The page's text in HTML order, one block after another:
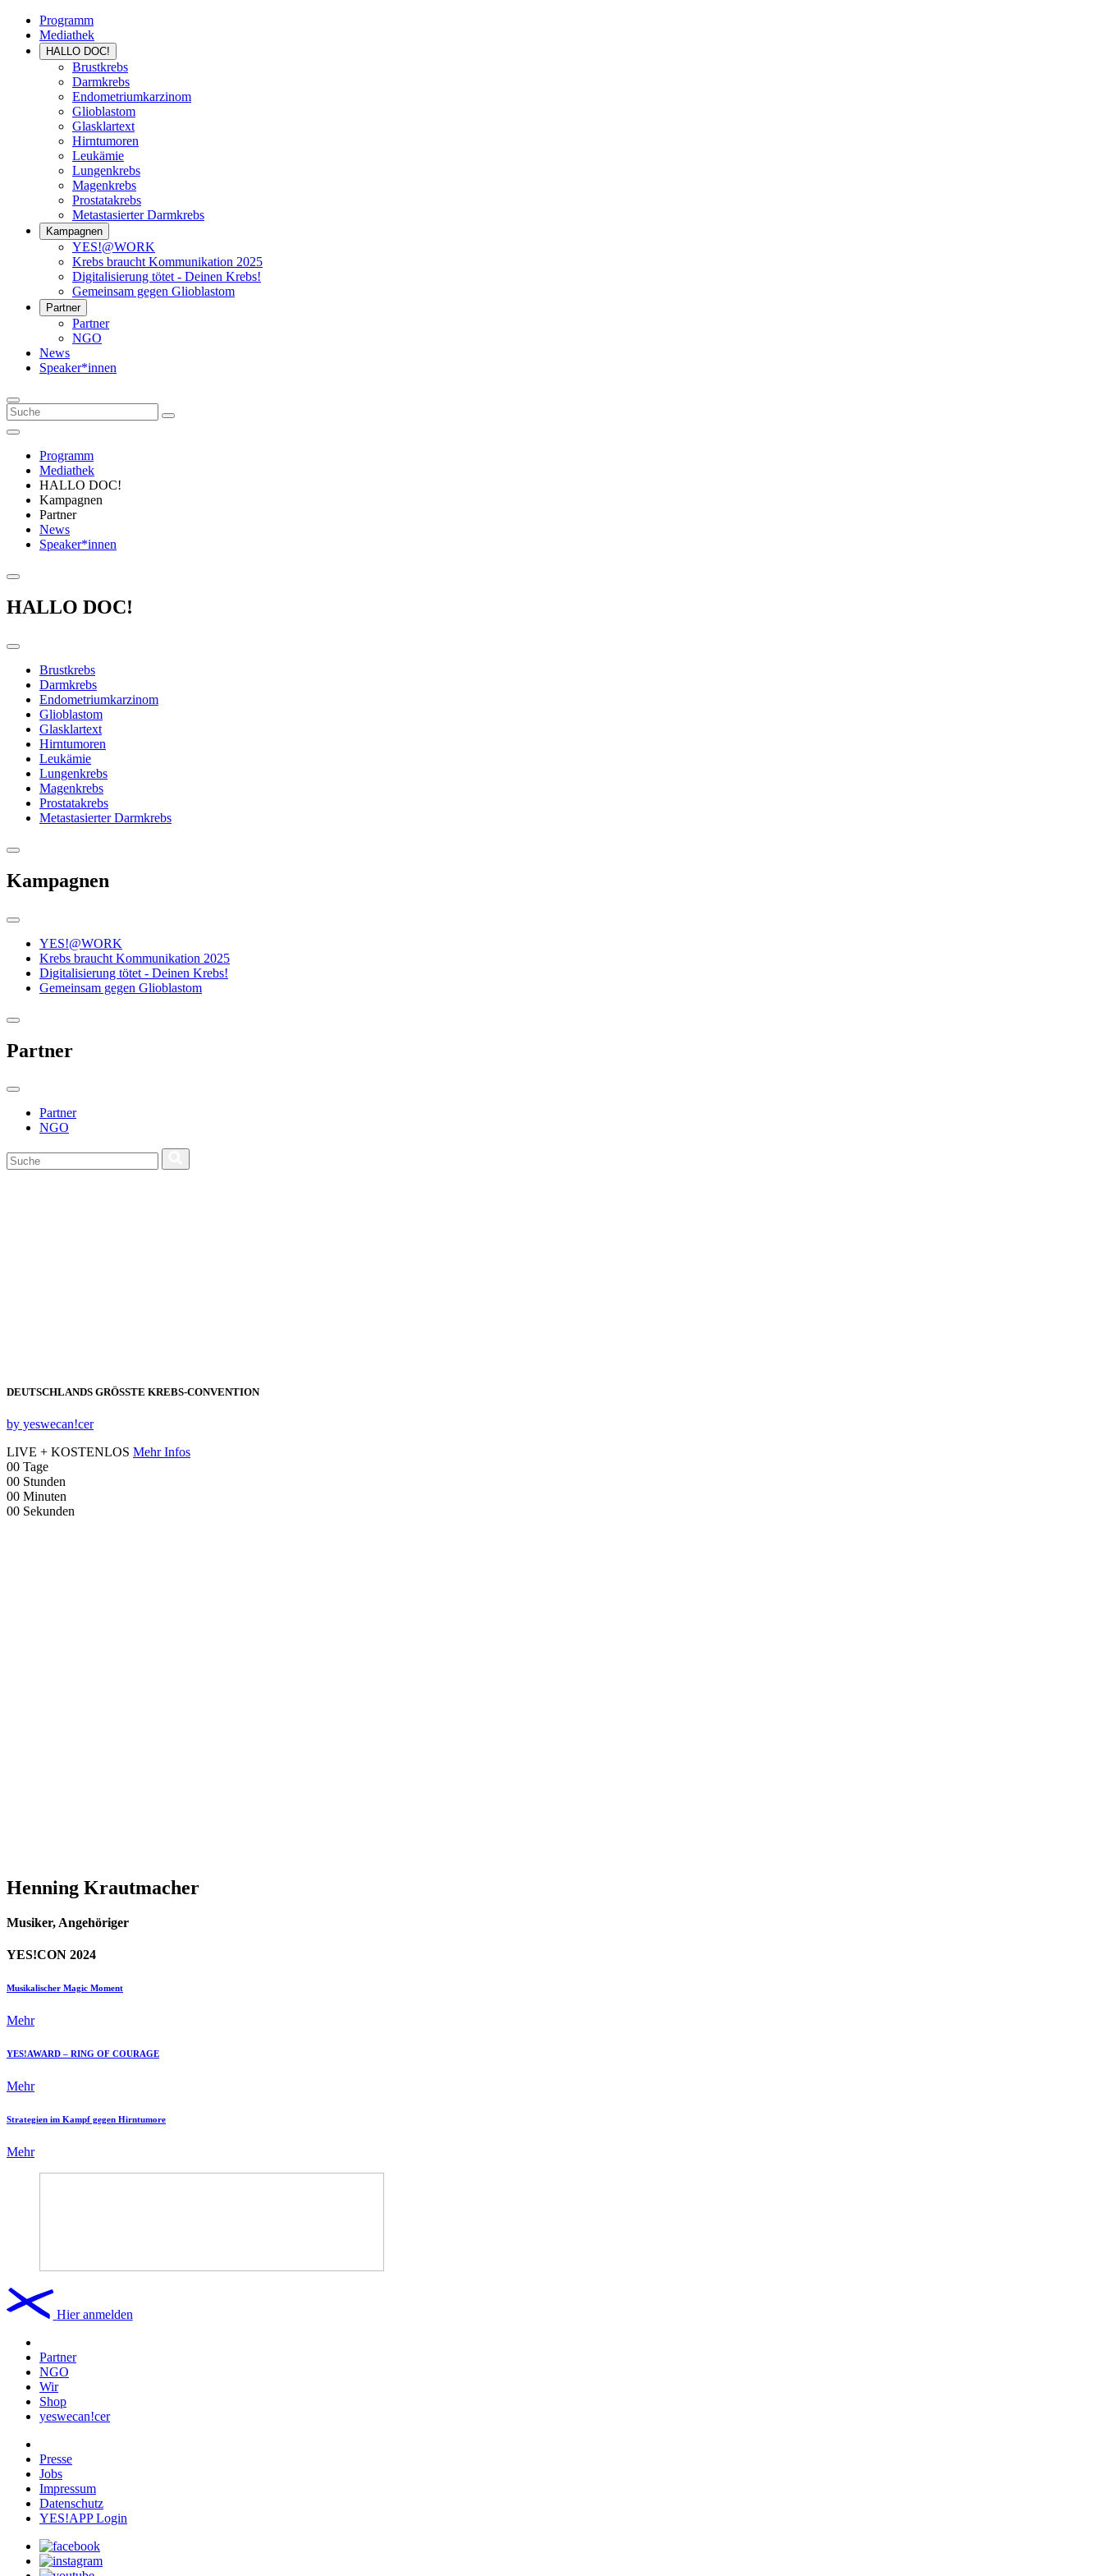
Programm
Mediathek
HALLO DOC!
Brustkrebs
Darmkrebs
Endometriumkarzinom
Glioblastom
Glasklartext
Hirntumoren
Leukämie
Lungenkrebs
Magenkrebs
Prostatakrebs
Metastasierter Darmkrebs
Kampagnen
YES!@WORK
Krebs braucht Kommunikation 2025
Digitalisierung tötet - Deinen Krebs!
Gemeinsam gegen Glioblastom
Partner
Partner
NGO
News
Speaker*innen
Programm
Mediathek
HALLO DOC!
Kampagnen
Partner
News
Speaker*innen
HALLO DOC!
Brustkrebs
Darmkrebs
Endometriumkarzinom
Glioblastom
Glasklartext
Hirntumoren
Leukämie
Lungenkrebs
Magenkrebs
Prostatakrebs
Metastasierter Darmkrebs
Kampagnen
YES!@WORK
Krebs braucht Kommunikation 2025
Digitalisierung tötet - Deinen Krebs!
Gemeinsam gegen Glioblastom
Partner
Partner
NGO
DEUTSCHLANDS GRÖSSTE KREBS‑CONVENTION
by yeswecan!cer
LIVE + KOSTENLOS Mehr Infos
00 Tage
00 Stunden
00 Minuten
00 Sekunden
Henning Krautmacher
Musiker, Angehöriger
YES!CON 2024
Musikalischer Magic Moment
Mehr
YES!AWARD – RING OF COURAGE
Mehr
Strategien im Kampf gegen Hirntumore
Mehr
Hier anmelden
Partner
NGO
Wir
Shop
yeswecan!cer
Presse
Jobs
Impressum
Datenschutz
YES!APP Login